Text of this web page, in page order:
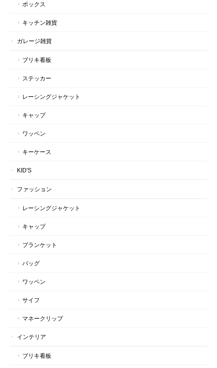
ボックス
キッチン雑貨
ガレージ雑貨
ブリキ看板
ステッカー
レーシングジャケット
キャップ
ワッペン
キーケース
KID'S
ファッション
レーシングジャケット
キャップ
ブランケット
バッグ
ワッペン
サイフ
マネークリップ
インテリア
ブリキ看板